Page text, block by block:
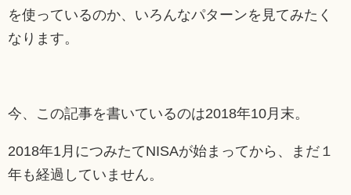
を使っているのか、いろんなパターンを見てみたく
なります。
今、この記事を書いているのは2018年10月末。
2018年1月につみたてNISAが始まってから、まだ１
年も経過していません。